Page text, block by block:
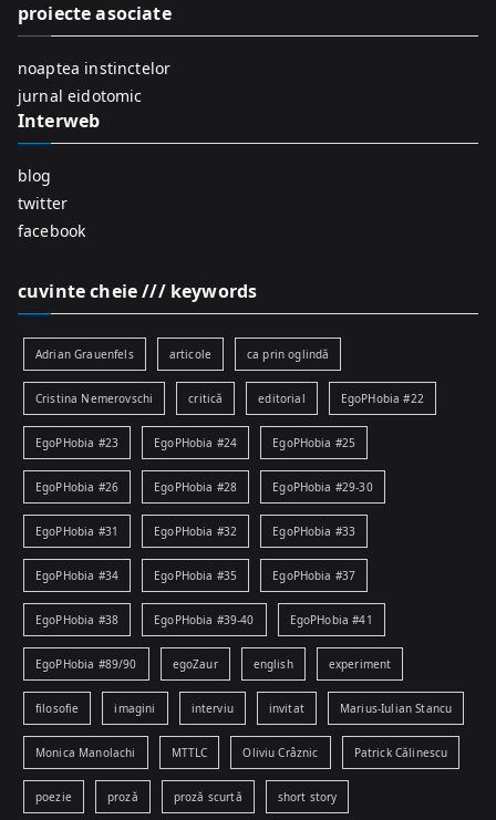
o
proiecte asociate
noaptea instinctelor
jurnal eidotomic
Interweb
blog
twitter
facebook
cuvinte cheie /// keywords
Adrian Grauenfels articole ca prin oglindă
Cristina Nemerovschi critică editorial EgoPHobia #22
EgoPHobia #23 EgoPHobia #24 EgoPHobia #25
EgoPHobia #26 EgoPHobia #28 EgoPHobia #29-30
EgoPHobia #31 EgoPHobia #32 EgoPHobia #33
EgoPHobia #34 EgoPHobia #35 EgoPHobia #37
EgoPHobia #38 EgoPHobia #39-40 EgoPHobia #41
EgoPHobia #89/90 egoZaur english experiment
filosofie imagini interviu invitat Marius-Iulian Stancu
Monica Manolachi MTTLC Oliviu Crâznic Patrick Călinescu
poezie proză proză scurtă short story